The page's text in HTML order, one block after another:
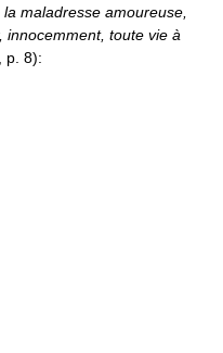
maladresse amoureuse,
innocemment, toute vie à
p. 8):